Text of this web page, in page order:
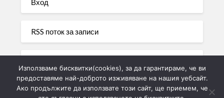
Вход
RSS поток за записи
WordPress България
Използваме бисквитки(cookies), за да гарантираме, че ви
предоставяме най-доброто изживяване на нашия уебсайт.
Ако продължите да използвате този сайт, ще приемем, че